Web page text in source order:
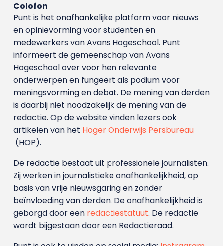
Colofon
Punt is het onafhankelijke platform voor nieuws
en opinievorming voor studenten en
medewerkers van Avans Hoge­school. Punt
informeert de gemeenschap van Avans
Hogeschool over voor hen relevante
onderwerpen en fungeert als podium voor
meningsvorming en debat. De mening van derden
is daarbij niet noodzakelijk de mening van de
redactie. Op de website vinden lezers ook
artikelen van het Hoger Onderwijs Persbureau
(HOP).
De redactie bestaat uit professionele journalisten.
Zij werken in journalistieke onafhankelijkheid, op
basis van vrije nieuwsgaring en zonder
beïnvloeding van derden. De onafhankelijkheid is
geborgd door een redactiestatuut. De redactie
wordt bijgestaan door een Redactieraad.